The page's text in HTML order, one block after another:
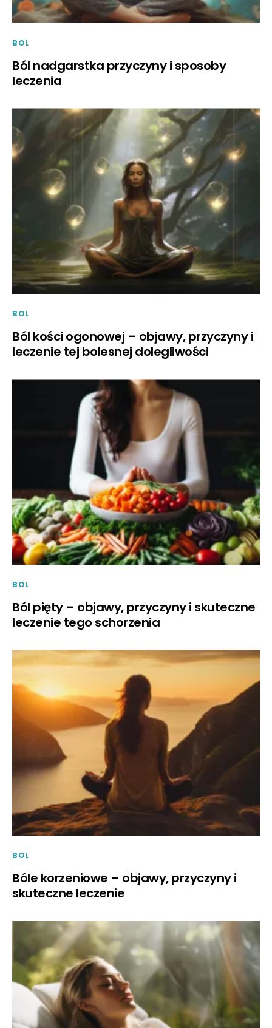
BOL
Ból nadgarstka przyczyny i sposoby
leczenia
BOL
Ból kości ogonowej – objawy, przyczyny i
leczenie tej bolesnej dolegliwości
BOL
Ból pięty – objawy, przyczyny i skuteczne
leczenie tego schorzenia
BOL
Bóle korzeniowe – objawy, przyczyny i
skuteczne leczenie